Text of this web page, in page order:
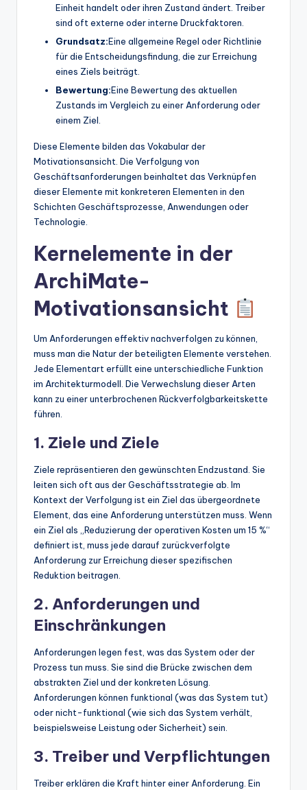
Einheit handelt oder ihren Zustand ändert. Treiber
sind oft externe oder interne Druckfaktoren.
Grundsatz:Eine allgemeine Regel oder Richtlinie
für die Entscheidungsfindung, die zur Erreichung
eines Ziels beiträgt.
Bewertung:Eine Bewertung des aktuellen
Zustands im Vergleich zu einer Anforderung oder
einem Ziel.
Diese Elemente bilden das Vokabular der
Motivationsansicht. Die Verfolgung von
Geschäftsanforderungen beinhaltet das Verknüpfen
dieser Elemente mit konkreteren Elementen in den
Schichten Geschäftsprozesse, Anwendungen oder
Technologie.
Kernelemente in der
ArchiMate-
Motivationsansicht
Um Anforderungen effektiv nachverfolgen zu können,
muss man die Natur der beteiligten Elemente verstehen.
Jede Elementart erfüllt eine unterschiedliche Funktion
im Architekturmodell. Die Verwechslung dieser Arten
kann zu einer unterbrochenen Rückverfolgbarkeitskette
führen.
1. Ziele und Ziele
Ziele repräsentieren den gewünschten Endzustand. Sie
leiten sich oft aus der Geschäftsstrategie ab. Im
Kontext der Verfolgung ist ein Ziel das übergeordnete
Element, das eine Anforderung unterstützen muss. Wenn
ein Ziel als „Reduzierung der operativen Kosten um 15 %“
definiert ist, muss jede darauf zurückverfolgte
Anforderung zur Erreichung dieser spezifischen
Reduktion beitragen.
2. Anforderungen und
Einschränkungen
Anforderungen legen fest, was das System oder der
Prozess tun muss. Sie sind die Brücke zwischen dem
abstrakten Ziel und der konkreten Lösung.
Anforderungen können funktional (was das System tut)
oder nicht-funktional (wie sich das System verhält,
beispielsweise Leistung oder Sicherheit) sein.
3. Treiber und Verpflichtungen
Treiber erklären die Kraft hinter einer Anforderung. Ein